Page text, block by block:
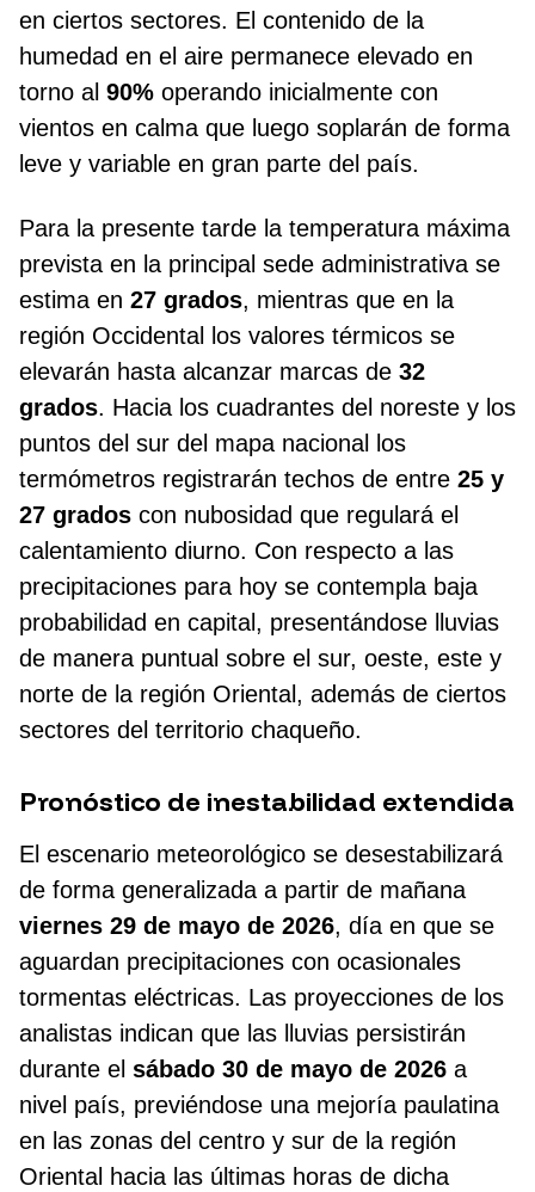
en ciertos sectores. El contenido de la
humedad en el aire permanece elevado en
torno al 90% operando inicialmente con
vientos en calma que luego soplarán de forma
leve y variable en gran parte del país.
Para la presente tarde la temperatura máxima
prevista en la principal sede administrativa se
estima en 27 grados, mientras que en la
región Occidental los valores térmicos se
elevarán hasta alcanzar marcas de 32
grados. Hacia los cuadrantes del noreste y los
puntos del sur del mapa nacional los
termómetros registrarán techos de entre 25 y
27 grados con nubosidad que regulará el
calentamiento diurno. Con respecto a las
precipitaciones para hoy se contempla baja
probabilidad en capital, presentándose lluvias
de manera puntual sobre el sur, oeste, este y
norte de la región Oriental, además de ciertos
sectores del territorio chaqueño.
Pronóstico de inestabilidad extendida
El escenario meteorológico se desestabilizará
de forma generalizada a partir de mañana
viernes 29 de mayo de 2026, día en que se
aguardan precipitaciones con ocasionales
tormentas eléctricas. Las proyecciones de los
analistas indican que las lluvias persistirán
durante el sábado 30 de mayo de 2026 a
nivel país, previéndose una mejoría paulatina
en las zonas del centro y sur de la región
Oriental hacia las últimas horas de dicha